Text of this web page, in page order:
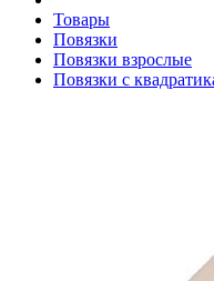
Товары
Повязки
Повязки взрослые
Повязки с